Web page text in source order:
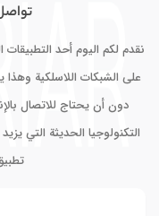
نقدم لكم اليوم أحد
على الشبكات اللاسلكية
دون أن يحتاج للاتصال
التكنولوجيا الحديثة التي